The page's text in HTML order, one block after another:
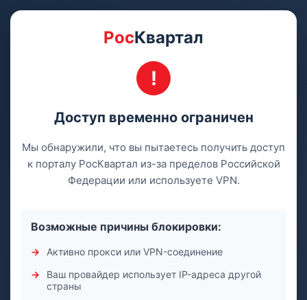
РосКвартал
Доступ временно ограничен
Мы обнаружили, что вы пытаетесь получить доступ
к порталу РосКвартал из-за пределов Российской
Федерации или используете VPN.
Возможные причины блокировки:
Активно прокси или VPN-соединение
Ваш провайдер использует IP-адреса другой
страны